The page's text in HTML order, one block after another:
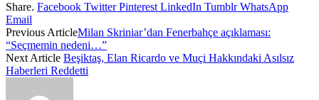
Share. Facebook Twitter Pinterest LinkedIn Tumblr WhatsApp
Email
Previous ArticleMilan Skriniar’dan Fenerbahçe açıklaması:
“Seçmemin nedeni…”
Next Article Beşiktaş, Elan Ricardo ve Muçi Hakkındaki Asılsız
Haberleri Reddetti